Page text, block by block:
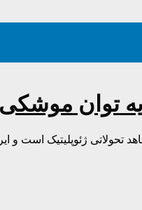
توان
تحولاتی ژئوپلیتیک است